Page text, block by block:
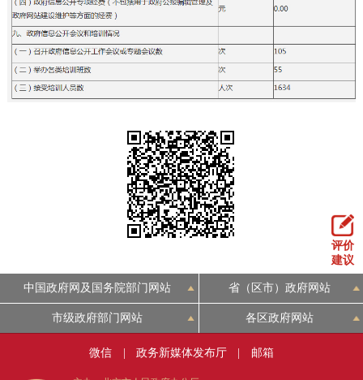
评价
建议
中国政府网及国务院部门网站 省（区市）政府网站
市级政府部门网站 各区政府网站
微信 政务新媒体发布厅 邮箱